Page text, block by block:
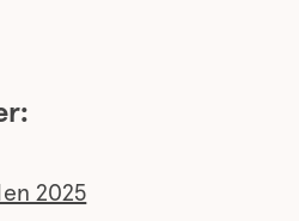
2025